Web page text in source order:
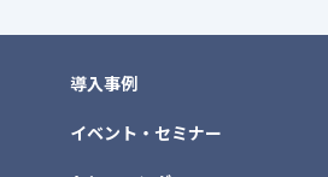
導入事例
イベント・セミナー